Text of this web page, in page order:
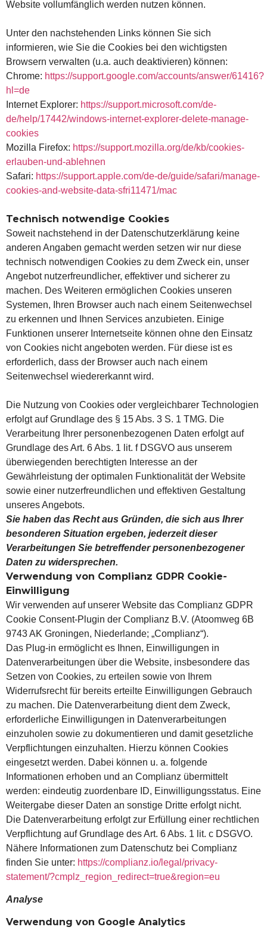
Website vollumfänglich werden nutzen können.
Unter den nachstehenden Links können Sie sich
informieren, wie Sie die Cookies bei den wichtigsten
Browsern verwalten (u.a. auch deaktivieren) können:
Chrome: https://support.google.com/accounts/answer/61416?
hl=de
Internet Explorer: https://support.microsoft.com/de-
de/help/17442/windows-internet-explorer-delete-manage-
cookies
Mozilla Firefox: https://support.mozilla.org/de/kb/cookies-
erlauben-und-ablehnen
Safari: https://support.apple.com/de-de/guide/safari/manage-
cookies-and-website-data-sfri11471/mac
Technisch notwendige Cookies
Soweit nachstehend in der Datenschutzerklärung keine
anderen Angaben gemacht werden setzen wir nur diese
technisch notwendigen Cookies zu dem Zweck ein, unser
Angebot nutzerfreundlicher, effektiver und sicherer zu
machen. Des Weiteren ermöglichen Cookies unseren
Systemen, Ihren Browser auch nach einem Seitenwechsel
zu erkennen und Ihnen Services anzubieten. Einige
Funktionen unserer Internetseite können ohne den Einsatz
von Cookies nicht angeboten werden. Für diese ist es
erforderlich, dass der Browser auch nach einem
Seitenwechsel wiedererkannt wird.
Die Nutzung von Cookies oder vergleichbarer Technologien
erfolgt auf Grundlage des § 15 Abs. 3 S. 1 TMG. Die
Verarbeitung Ihrer personenbezogenen Daten erfolgt auf
Grundlage des Art. 6 Abs. 1 lit. f DSGVO aus unserem
überwiegenden berechtigten Interesse an der
Gewährleistung der optimalen Funktionalität der Website
sowie einer nutzerfreundlichen und effektiven Gestaltung
unseres Angebots.
Sie haben das Recht aus Gründen, die sich aus Ihrer
besonderen Situation ergeben, jederzeit dieser
Verarbeitungen Sie betreffender personenbezogener
Daten zu widersprechen.
Verwendung von Complianz GDPR Cookie-
Einwilligung
Wir verwenden auf unserer Website das Complianz GDPR
Cookie Consent-Plugin der Complianz B.V. (Atoomweg 6B
9743 AK Groningen, Niederlande; „Complianz“).
Das Plug-in ermöglicht es Ihnen, Einwilligungen in
Datenverarbeitungen über die Website, insbesondere das
Setzen von Cookies, zu erteilen sowie von Ihrem
Widerrufsrecht für bereits erteilte Einwilligungen Gebrauch
zu machen. Die Datenverarbeitung dient dem Zweck,
erforderliche Einwilligungen in Datenverarbeitungen
einzuholen sowie zu dokumentieren und damit gesetzliche
Verpflichtungen einzuhalten. Hierzu können Cookies
eingesetzt werden. Dabei können u. a. folgende
Informationen erhoben und an Complianz übermittelt
werden: eindeutig zuordenbare ID, Einwilligungsstatus. Eine
Weitergabe dieser Daten an sonstige Dritte erfolgt nicht.
Die Datenverarbeitung erfolgt zur Erfüllung einer rechtlichen
Verpflichtung auf Grundlage des Art. 6 Abs. 1 lit. c DSGVO.
Nähere Informationen zum Datenschutz bei Complianz
finden Sie unter: https://complianz.io/legal/privacy-
statement/?cmplz_region_redirect=true&region=eu
Analyse
Verwendung von Google Analytics